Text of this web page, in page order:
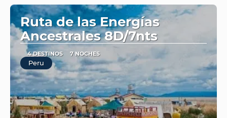
Ruta de las Energías
Ancestrales 8D/7nts
4 DESTINOS 7 NOCHES
Peru